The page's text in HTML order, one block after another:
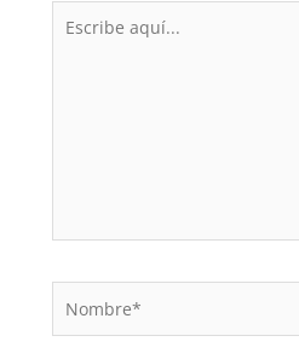
Escribe
Nombre*